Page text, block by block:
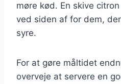
møre kød. En skive
ved siden af for dem,
syre.
For at gøre måltidet
overveje at servere en